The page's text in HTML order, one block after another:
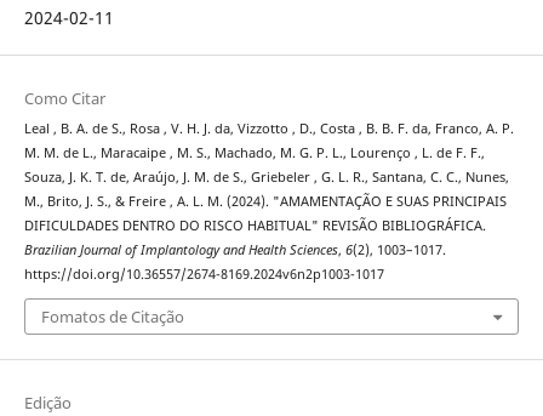
2024-02-11
Como Citar
Leal , B. A. de S., Rosa , V. H. J. da, Vizzotto , D., Costa , B. B. F. da, Franco, A. P.
M. M. de L., Maracaipe , M. S., Machado, M. G. P. L., Lourenço , L. de F. F.,
Souza, J. K. T. de, Araújo, J. M. de S., Griebeler , G. L. R., Santana, C. C., Nunes,
M., Brito, J. S., & Freire , A. L. M. (2024). "AMAMENTAÇÃO E SUAS PRINCIPAIS
DIFICULDADES DENTRO DO RISCO HABITUAL" REVISÃO BIBLIOGRÁFICA.
Brazilian Journal of Implantology and Health Sciences, 6(2), 1003–1017.
https://doi.org/10.36557/2674-8169.2024v6n2p1003-1017
Fomatos de Citação
Edição